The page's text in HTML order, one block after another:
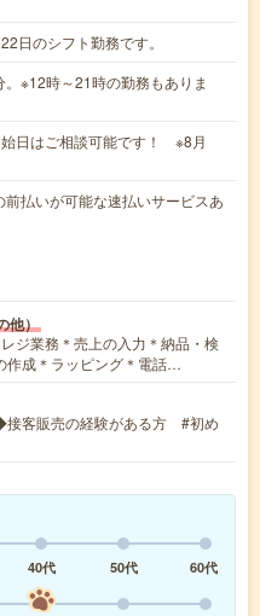
日のシフト勤務です。
※12時～21時の勤務もありま
日はご相談可能です！ ※8月
払いが可能な速払いサービスあ
他）
ジ業務＊売上の入力＊納品・検
作成＊ラッピング＊電話…
客販売の経験がある方 #初め
40代 50代
60代